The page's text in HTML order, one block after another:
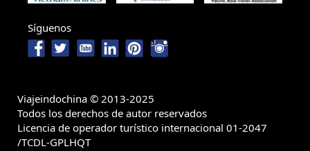
Síguenos
Viajeindochina © 2013-2025
Todos los derechos de autor reservados
Licencia de operador turístico internacional 01-2047
/TCDL-GPLHQT